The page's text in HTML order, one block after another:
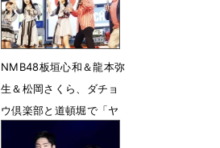
4月30日 14時41分
NMB48板垣心和＆龍本弥
生＆松岡さくら、ダチョ
ウ倶楽部と道頓堀で「ヤ